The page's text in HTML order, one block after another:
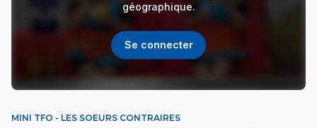
géographique.
Se connecter
MINI TFO - LES SOEURS CONTRAIRES